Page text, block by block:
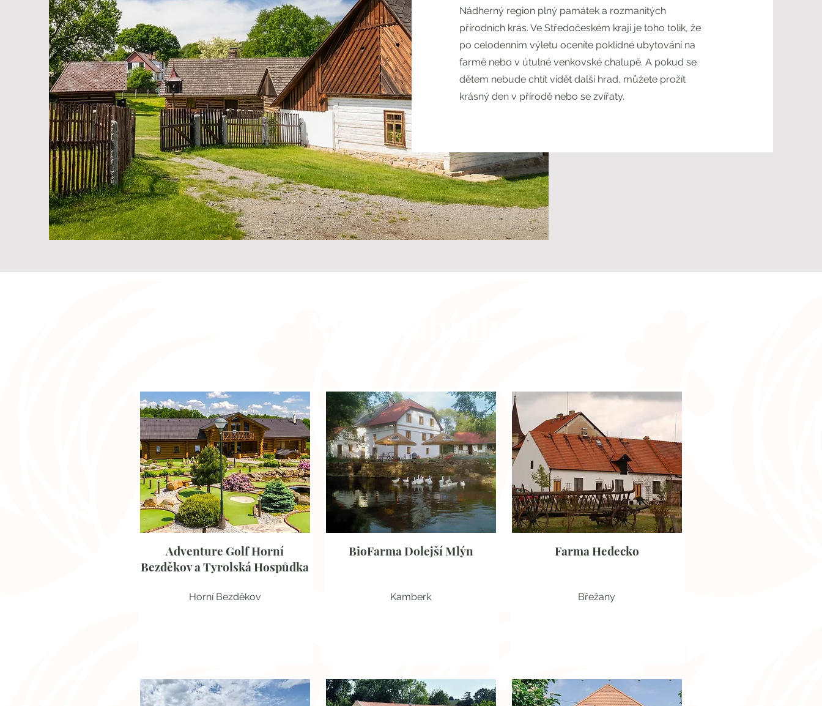
Nádherný region plný památek a rozmanitých
přírodních krás. Ve Středočeském kraji je toho tolik, že
po celodenním výletu oceníte poklidné ubytování na
farmě nebo v útulné venkovské chalupě. A pokud se
dětem nebude chtít vidět další hrad, můžete prožít
krásný den v přírodě nebo se zvířaty.
Adventure Golf Horní
Bezděkov a Tyrolská Hospůdka
Horní Bezděkov
BioFarma Dolejší Mlýn
Kamberk
Farma Hedecko
Břežany